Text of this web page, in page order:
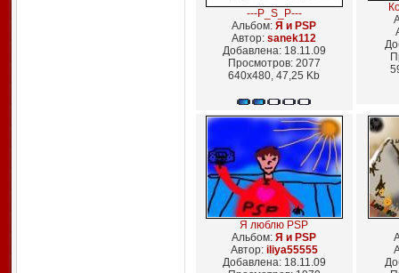
---P_S_P---
Альбом: Я и PSP
Автор: sanek112
Добавлена: 18.11.09
Просмотров: 2077
640x480, 47,25 Kb
Я люблю PSP
Альбом: Я и PSP
Автор: iliya55555
Добавлена: 18.11.09